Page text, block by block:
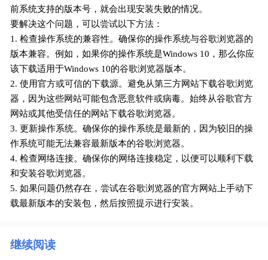
前系统支持的版本号，就会出现安装失败的情况。
要解决这个问题，可以尝试以下方法：
1. 检查操作系统的兼容性。确保你的操作系统与谷歌浏览器的
版本兼容。例如，如果你的操作系统是Windows 10，那么你应
该下载适用于Windows 10的谷歌浏览器版本。
2. 使用官方或可信的下载源。避免从第三方网站下载谷歌浏览
器，因为这些网站可能包含恶意软件或病毒。始终从谷歌官方
网站或其他受信任的网站下载谷歌浏览器。
3. 更新操作系统。确保你的操作系统是最新的，因为较旧的操
作系统可能无法兼容最新版本的谷歌浏览器。
4. 检查网络连接。确保你的网络连接稳定，以便可以顺利下载
和安装谷歌浏览器。
5. 如果问题仍然存在，尝试在谷歌浏览器的官方网站上手动下
载最新版本的安装包，然后按照提示进行安装。
继续阅读